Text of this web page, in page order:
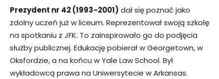
Prezydent nr 42 (1993-2001) dał się poznać jako
zdolny uczeń już w liceum. Reprezentował swoją szkołę
na spotkaniu z JFK. To zainspirowało go do podjęcia
służby publicznej. Edukację pobierał w Georgetown, w
Oksfordzie, a na końcu w Yale Law School. Był
wykładowcą prawa na Uniwersytecie w Arkansas.